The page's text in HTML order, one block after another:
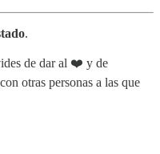
.
de dar al ❤️ y de
otras personas a las que